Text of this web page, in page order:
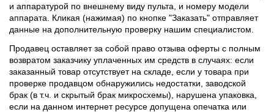
и аппаратурой по внешнему виду пульта, и номеру модели
аппарата. Кликая (нажимая) по кнопке "Заказать" отправляет
данные на дополнительную проверку нашим специалистом.
Продавец оставляет за собой право отзыва оферты с полным
возвратом заказчику уплаченных им средств в случаях: если
заказанный товар отсутствует на складе, если у товара при
проверке продавцом обнаружились недостатки, заводской
брак (в т.ч. и скрытый брак микросхемы), нарушена упаковка,
если на данном интернет ресурсе допущена опечатка или